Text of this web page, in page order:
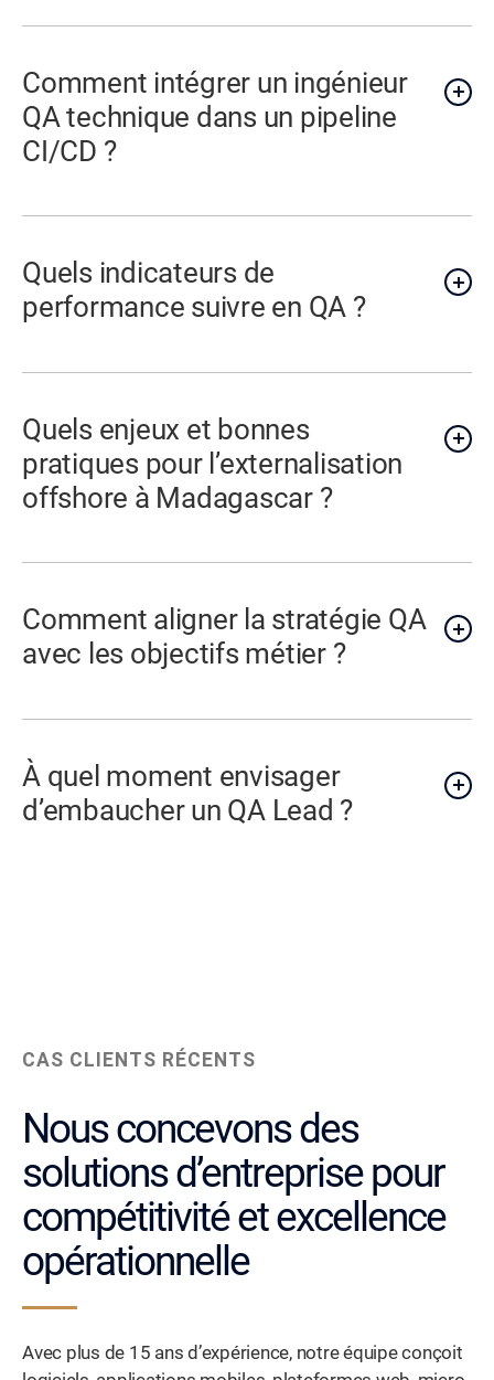
Comment intégrer un ingénieur
QA technique dans un pipeline
CI/CD ?
Quels indicateurs de
performance suivre en QA ?
Quels enjeux et bonnes
pratiques pour l’externalisation
offshore à Madagascar ?
Comment aligner la stratégie QA
avec les objectifs métier ?
À quel moment envisager
d’embaucher un QA Lead ?
CAS CLIENTS RÉCENTS
Nous concevons des
solutions d’entreprise pour
compétitivité et excellence
opérationnelle
Avec plus de 15 ans d’expérience, notre équipe conçoit